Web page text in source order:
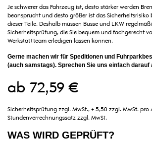
Je schwerer das Fahrzeug ist, desto stärker werden
beansprucht und desto größer ist das Sicherheitsrisiko
dieser Teile. Deshalb müssen Busse und LKW
Sicherheitsprüfung, die Sie bequem und fachgerecht
Werkstattteam erledigen lassen können.
Gerne machen wir für Speditionen und
(auch samstags). Sprechen Sie uns einfach darauf
ab 72,59 €
Sicherheitsprüfung zzgl. MwSt., + 5,50 zzgl. MwSt. pro
Stundenverrechnungssatz zzgl. MwSt.
WAS WIRD GEPRÜFT?